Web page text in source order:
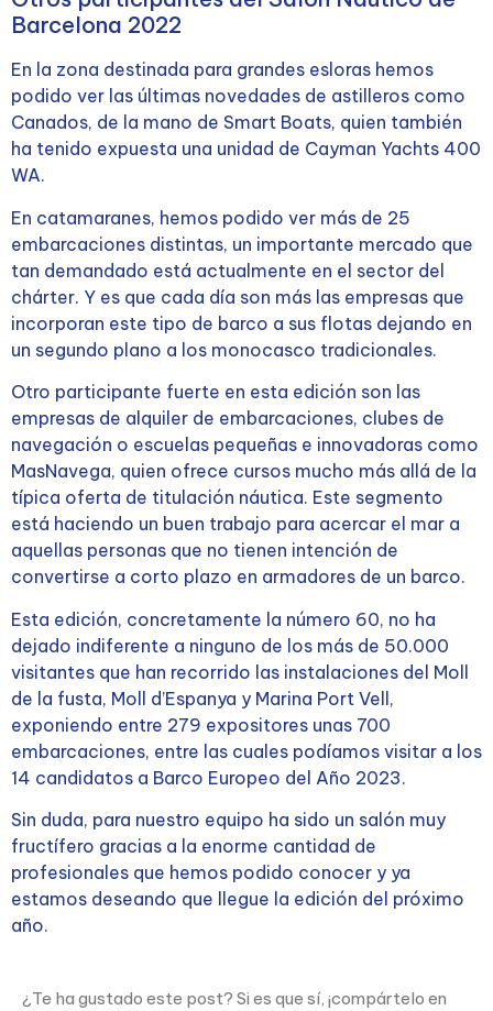
Barcelona 2022
En la zona destinada para grandes esloras hemos
podido ver las últimas novedades de astilleros como
Canados, de la mano de Smart Boats, quien también
ha tenido expuesta una unidad de Cayman Yachts 400
WA.
En catamaranes, hemos podido ver más de 25
embarcaciones distintas, un importante mercado que
tan demandado está actualmente en el sector del
chárter. Y es que cada día son más las empresas que
incorporan este tipo de barco a sus flotas dejando en
un segundo plano a los monocasco tradicionales.
Otro participante fuerte en esta edición son las
empresas de alquiler de embarcaciones, clubes de
navegación o escuelas pequeñas e innovadoras como
MasNavega, quien ofrece cursos mucho más allá de la
típica oferta de titulación náutica. Este segmento
está haciendo un buen trabajo para acercar el mar a
aquellas personas que no tienen intención de
convertirse a corto plazo en armadores de un barco.
Esta edición, concretamente la número 60, no ha
dejado indiferente a ninguno de los más de 50.000
visitantes que han recorrido las instalaciones del Moll
de la fusta, Moll d’Espanya y Marina Port Vell,
exponiendo entre 279 expositores unas 700
embarcaciones, entre las cuales podíamos visitar a los
14 candidatos a Barco Europeo del Año 2023.
Sin duda, para nuestro equipo ha sido un salón muy
fructífero gracias a la enorme cantidad de
profesionales que hemos podido conocer y ya
estamos deseando que llegue la edición del próximo
año.
¿Te ha gustado este post? Si es que sí, ¡compártelo en